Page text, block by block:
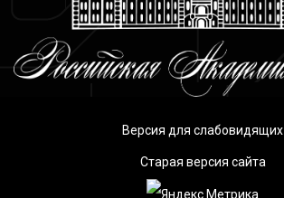
Версия для слабовидящих
Старая версия сайта